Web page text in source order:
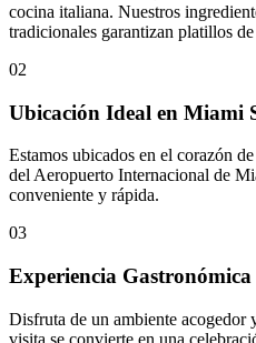
cocina italiana. Nuestros
tradicionales garantizan platillos
02
Ubicación Ideal en Miami
Estamos ubicados en el corazón
del Aeropuerto Internacional de
conveniente y rápida.
03
Experiencia Gastronómica
Disfruta de un ambiente acogedor
visita se convierte en una